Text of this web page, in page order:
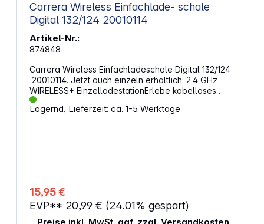
Carrera Wireless Einfachlade- schale
Digital 132/124 20010114
Artikel-Nr.:
874848
Carrera Wireless Einfachladeschale Digital 132/124
20010114. Jetzt auch einzeln erhältlich: 2.4 GHz
WIRELESS+ EinzelladestationErlebe kabelloses
Rennbahnvergnügen exklusiv für Carrera DIGITAL
124 und Carrera DIGITAL 132 mit den Carrera 2.4
unter 3 Jahren nicht geeignet. Erstickungsgefahr
wegen verschluckbarer Kleinteile.
Lagernd, Lieferzeit: ca. 1-5 Werktage
15,95 €
EVP** 20,99 € (24.01% gespart)